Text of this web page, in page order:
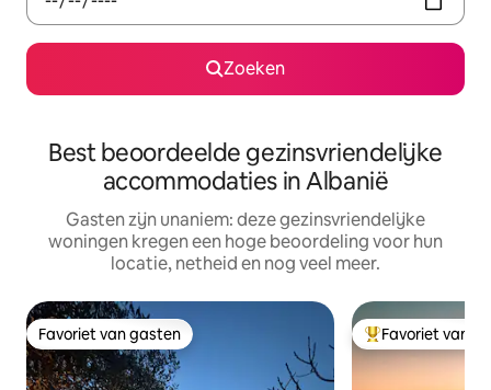
Zoeken
Best beoordeelde gezinsvriendelijke
accommodaties in Albanië
Gasten zijn unaniem: deze gezinsvriendelijke
woningen kregen een hoge beoordeling voor hun
locatie, netheid en nog veel meer.
Favoriet van gasten
Favoriet van gasten Topfavoriet van
Favoriet van